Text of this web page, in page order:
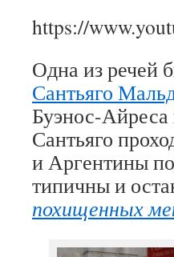
https://
Одна из речей
Сантьяго
Буэнос-Айреса
Сантьяго
и Аргентины
типичны и
похищенных